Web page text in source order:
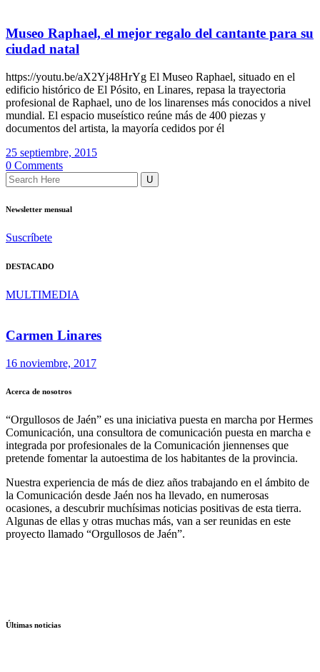
Museo Raphael, el mejor regalo del cantante para su
ciudad natal
https://youtu.be/aX2Yj48HrYg El Museo Raphael, situado en el
edificio histórico de El Pósito, en Linares, repasa la trayectoria
profesional de Raphael, uno de los linarenses más conocidos a nivel
mundial. El espacio museístico reúne más de 400 piezas y
documentos del artista, la mayoría cedidos por él
25 septiembre, 2015
0 Comments
Newsletter mensual
Suscríbete
DESTACADO
MULTIMEDIA
Carmen Linares
16 noviembre, 2017
Acerca de nosotros
“Orgullosos de Jaén” es una iniciativa puesta en marcha por Hermes
Comunicación, una consultora de comunicación puesta en marcha e
integrada por profesionales de la Comunicación jiennenses que
pretende fomentar la autoestima de los habitantes de la provincia.
Nuestra experiencia de más de diez años trabajando en el ámbito de
la Comunicación desde Jaén nos ha llevado, en numerosas
ocasiones, a descubrir muchísimas noticias positivas de esta tierra.
Algunas de ellas y otras muchas más, van a ser reunidas en este
proyecto llamado “Orgullosos de Jaén”.
Últimas noticias